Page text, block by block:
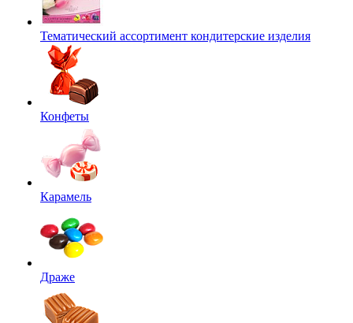
Тематический ассортимент кондитерские изделия
Конфеты
Карамель
Драже